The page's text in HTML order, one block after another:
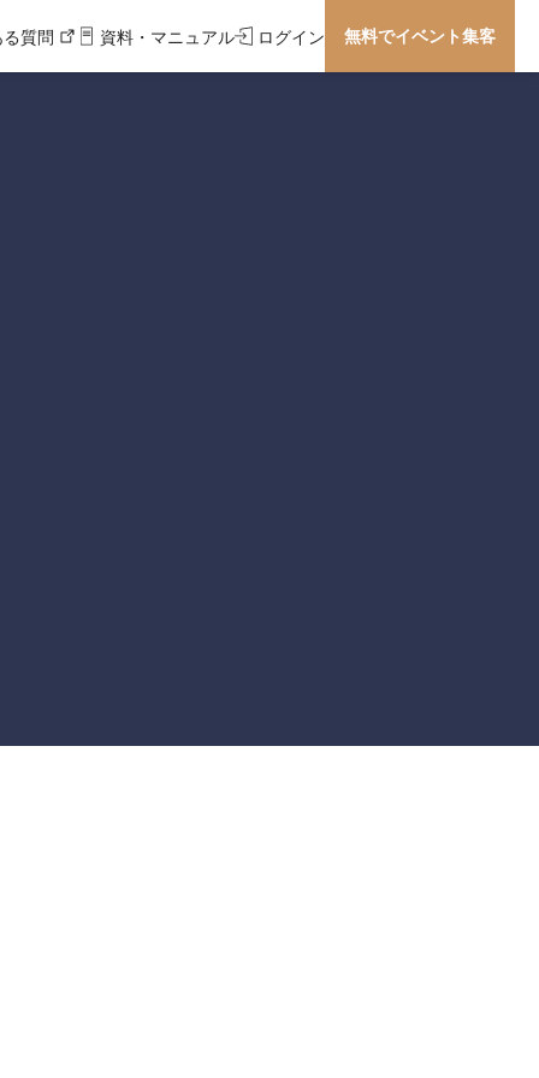
る質問 資料・マニュアル ログイン 無料でイベント集客